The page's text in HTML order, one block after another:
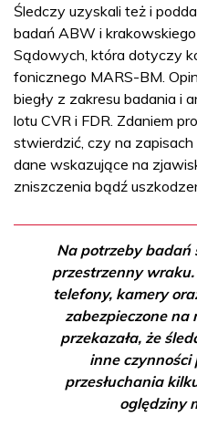
Śledczy uzyskali też i
badań ABW i
Sądowych, która dotyczy
fonicznego MARS-BM.
biegły z zakresu badania i
lotu CVR i FDR. Zdaniem
stwierdzić, czy na
dane wskazujące na
zniszczenia bądź
Na potrzeby badań
przestrzenny
telefony, kamery
zabezpieczone na
przekazała, że
inne czynności
przesłuchania
oględziny